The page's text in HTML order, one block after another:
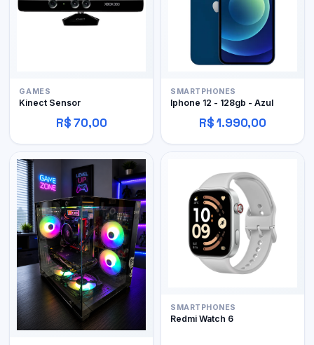
GAMES
Kinect Sensor
R$ 70,00
SMARTPHONES
Iphone 12 - 128gb - Azul
R$ 1.990,00
SMARTPHONES
Redmi Watch 6